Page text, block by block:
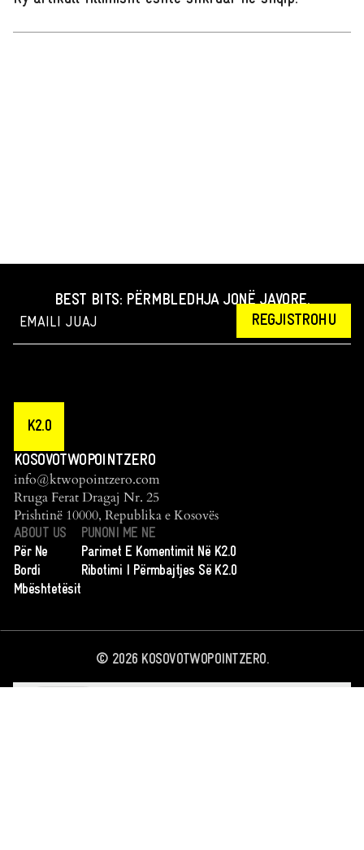
BEST BITS: PËRMBLEDHJA JONË JAVORE.
REGJISTROHU
K2.0
KOSOVOTWOPOINTZERO
info@ktwopointzero.com
Rruga Ferat Dragaj Nr. 25
Prishtinë 10000, Republika e Kosovës
ABOUT US
Për Ne
Bordi
Mbështetësit
PUNONI ME NE
Parimet E Komentimit Në K2.0
Ribotimi I Përmbajtjes Së K2.0
© 2026KOSOVOTWOPOINTZERO.